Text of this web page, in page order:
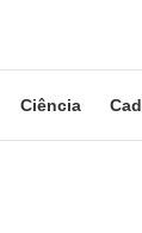
Ciência